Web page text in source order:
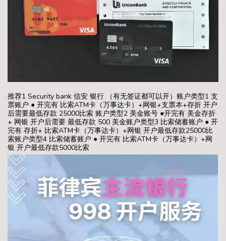
推荐1 Security bank 信安 银行 （有无签证都可以开）账户类型1 支
票账户 ● 开完有 比索ATM卡（万事达卡）+网银+支票本+存折 开户
后需要最低存款 25000比索 账户类型2 美金账号 ●开完有 美金存折
+ 网银 开户后需要 最低存款 500 美金账户类型3 比索储蓄账户 ● 开
完有 存折+ 比索ATM卡（万事达卡）+网银 开户最低存款25000比
索账户类型4 比索储蓄账户 ● 开完有 比索ATM卡（万事达卡）+网
银 开户最低存款5000比索